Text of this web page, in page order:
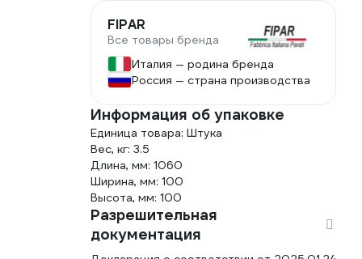
FIPAR
Все товары бренда
Италия — родина бренда
Россия — страна производства
Информация об упаковке
Единица товара: Штука
Вес, кг: 3.5
Длина, мм: 1060
Ширина, мм: 100
Высота, мм: 100
Разрешительная
документация